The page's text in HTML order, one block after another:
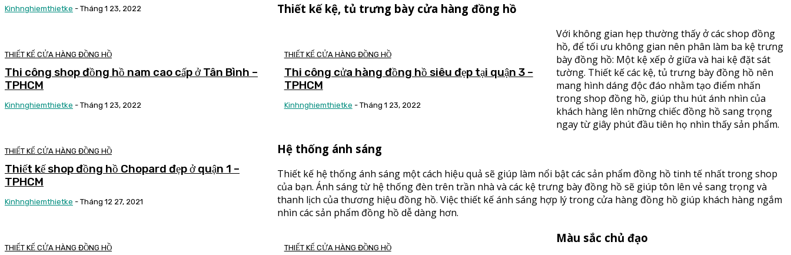
Kinhnghiemthietke - Tháng 1 23, 2022
THIẾT KẾ CỬA HÀNG ĐỒNG HỒ
Thi công shop đồng hồ nam cao cấp ở Tân Bình –
TPHCM
Kinhnghiemthietke - Tháng 1 23, 2022
THIẾT KẾ CỬA HÀNG ĐỒNG HỒ
Thi công cửa hàng đồng hồ siêu đẹp tại quận 3 –
TPHCM
Kinhnghiemthietke - Tháng 1 23, 2022
THIẾT KẾ CỬA HÀNG ĐỒNG HỒ
Thiết kế shop đồng hồ Chopard đẹp ở quận 1 –
TPHCM
Kinhnghiemthietke - Tháng 12 27, 2021
THIẾT KẾ CỬA HÀNG ĐỒNG HỒ THIẾT KẾ CỬA HÀNG ĐỒNG HỒ
Thiết kế kệ, tủ trưng bày cửa hàng đồng hồ
Với không gian hẹp thường thấy ở các shop đồng
hồ, để tối ưu không gian nên phân làm ba kệ trưng
bày đồng hồ: Một kệ xếp ở giữa và hai kệ đặt sát
tường. Thiết kế các kệ, tủ trưng bày đồng hồ nên
mang hình dáng độc đáo nhằm tạo điểm nhấn
trong shop đồng hồ, giúp thu hút ánh nhìn của
khách hàng lên những chiếc đồng hồ sang trọng
ngay từ giây phút đầu tiên họ nhìn thấy sản phẩm.
Hệ thống ánh sáng
Thiết kế hệ thống ánh sáng một cách hiệu quả sẽ giúp làm nổi bật các sản phẩm đồng hồ tinh tế nhất trong shop
của bạn. Ánh sáng từ hệ thống đèn trên trần nhà và các kệ trưng bày đồng hồ sẽ giúp tôn lên vẻ sang trọng và
thanh lịch của thương hiệu đồng hồ. Việc thiết kế ánh sáng hợp lý trong cửa hàng đồng hồ giúp khách hàng ngắm
nhìn các sản phẩm đồng hồ dễ dàng hơn.
Màu sắc chủ đạo